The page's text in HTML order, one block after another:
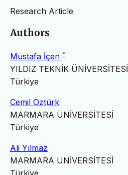
Research Article
Authors
Mustafa İçen *
YILDIZ TEKNİK ÜNİVERSİTESİ
Türkiye
Cemil Öztürk
MARMARA ÜNİVERSİTESİ
Türkiye
Ali Yılmaz
MARMARA ÜNİVERSİTESİ
Türkiye